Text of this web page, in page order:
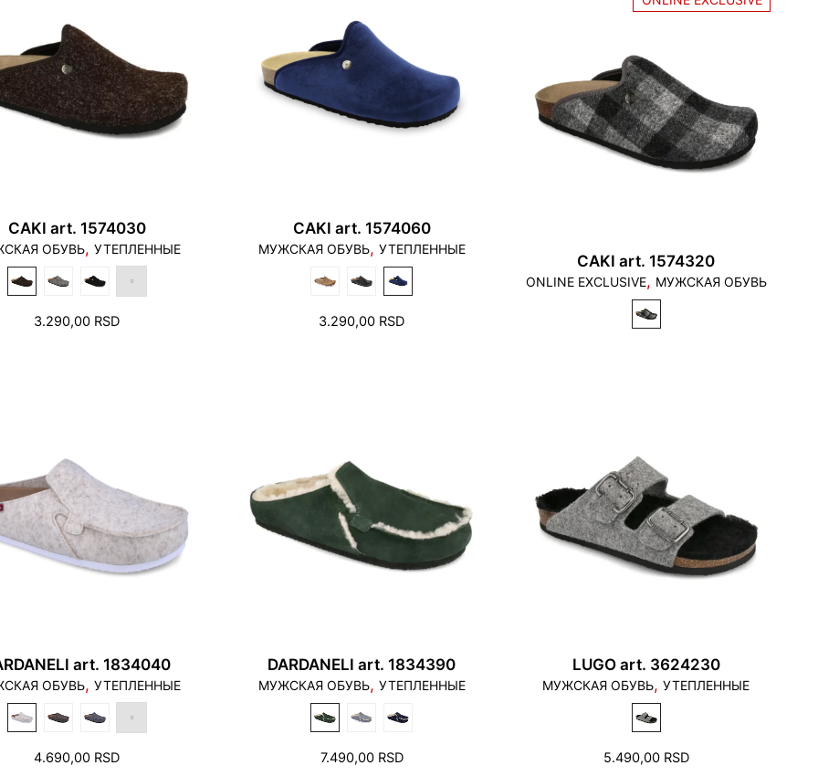
CAKI art. 1574030
ОБУВЬ, УТЕПЛЕННЫЕ
3.290,00 RSD
CAKI art. 1574060
МУЖСКАЯ ОБУВЬ, УТЕПЛЕННЫЕ
3.290,00 RSD
CAKI art. 1574320
ONLINE EXCLUSIVE, МУЖСКАЯ ОБУВЬ
art. 1834040
ОБУВЬ, УТЕПЛЕННЫЕ
4.690,00 RSD
DARDANELI art. 1834390
МУЖСКАЯ ОБУВЬ, УТЕПЛЕННЫЕ
7.490,00 RSD
LUGO art. 3624230
МУЖСКАЯ ОБУВЬ,УТЕПЛЕННЫЕ
5.490,00 RSD